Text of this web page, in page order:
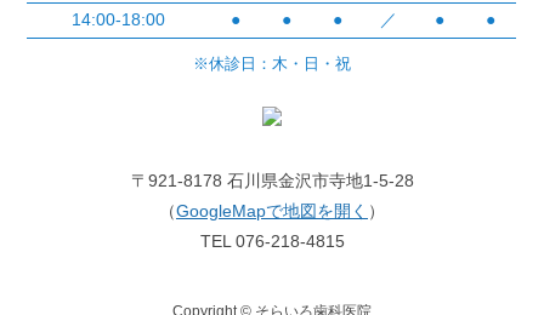
14:00-18:00
● ● ● ／ ● ●
※休診日：木・日・祝
〒921-8178 石川県金沢市寺地1-5-28
（GoogleMapで地図を開く ）
TEL 076-218-4815
Copyright © そらいろ歯科医院